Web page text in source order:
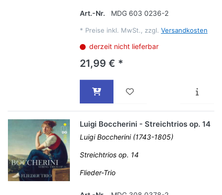
Art.-Nr. MDG 603 0236-2
* Preise inkl. MwSt., zzgl. Versandkosten
derzeit nicht lieferbar
21,99 € *
Luigi Boccherini - Streichtrios op. 14
Luigi Boccherini (1743-1805)
Streichtrios op. 14
Flieder-Trio